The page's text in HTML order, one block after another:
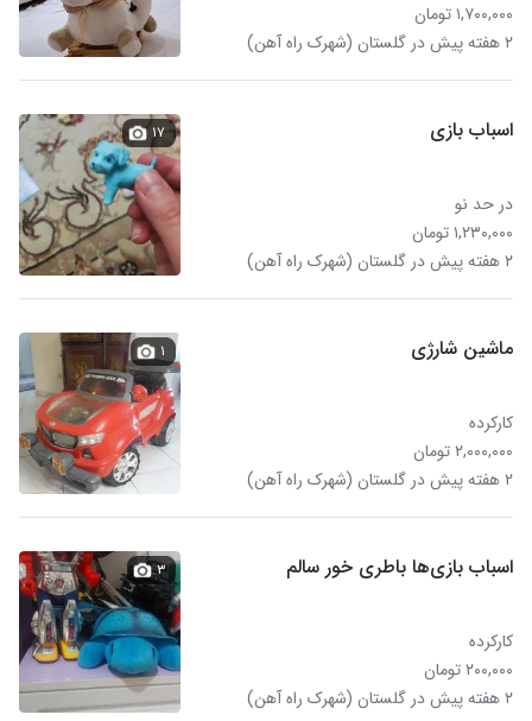
۱,۷۰۰,۰۰۰ تومان
۲ هفته پیش در گلستان (شهرک راه آهن)
اسباب بازی
در حد نو
۱,۲۳۰,۰۰۰ تومان
۲ هفته پیش در گلستان (شهرک راه آهن)
۱۷
ماشین شارژی
کارکرده
۲,۰۰۰,۰۰۰ تومان
۲ هفته پیش در گلستان (شهرک راه آهن)
۱
اسباب بازی‌ها باطری خور سالم
کارکرده
۲۰۰,۰۰۰ تومان
۲ هفته پیش در گلستان (شهرک راه آهن)
۳